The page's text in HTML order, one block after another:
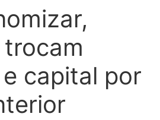
capital por